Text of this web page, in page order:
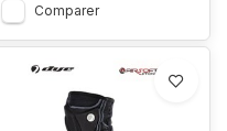
Comparer